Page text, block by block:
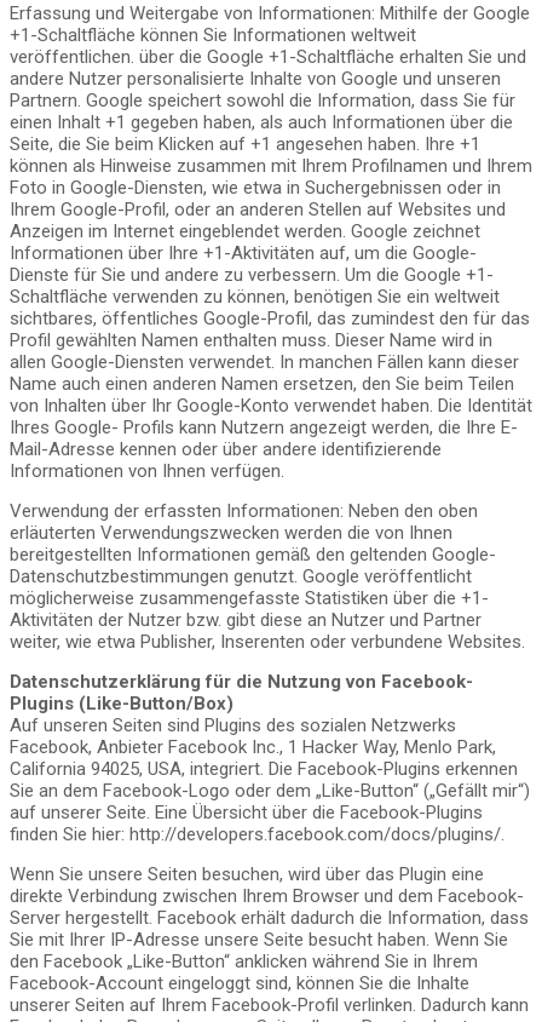
Erfassung und Weitergabe von Informationen: Mithilfe der Google
+1-Schaltfläche können Sie Informationen weltweit
veröffentlichen. über die Google +1-Schaltfläche erhalten Sie und
andere Nutzer personalisierte Inhalte von Google und unseren
Partnern. Google speichert sowohl die Information, dass Sie für
einen Inhalt +1 gegeben haben, als auch Informationen über die
Seite, die Sie beim Klicken auf +1 angesehen haben. Ihre +1
können als Hinweise zusammen mit Ihrem Profilnamen und Ihrem
Foto in Google-Diensten, wie etwa in Suchergebnissen oder in
Ihrem Google-Profil, oder an anderen Stellen auf Websites und
Anzeigen im Internet eingeblendet werden. Google zeichnet
Informationen über Ihre +1-Aktivitäten auf, um die Google-
Dienste für Sie und andere zu verbessern. Um die Google +1-
Schaltfläche verwenden zu können, benötigen Sie ein weltweit
sichtbares, öffentliches Google-Profil, das zumindest den für das
Profil gewählten Namen enthalten muss. Dieser Name wird in
allen Google-Diensten verwendet. In manchen Fällen kann dieser
Name auch einen anderen Namen ersetzen, den Sie beim Teilen
von Inhalten über Ihr Google-Konto verwendet haben. Die Identität
Ihres Google- Profils kann Nutzern angezeigt werden, die Ihre E-
Mail-Adresse kennen oder über andere identifizierende
Informationen von Ihnen verfügen.
Verwendung der erfassten Informationen: Neben den oben
erläuterten Verwendungszwecken werden die von Ihnen
bereitgestellten Informationen gemäß den geltenden Google-
Datenschutzbestimmungen genutzt. Google veröffentlicht
möglicherweise zusammengefasste Statistiken über die +1-
Aktivitäten der Nutzer bzw. gibt diese an Nutzer und Partner
weiter, wie etwa Publisher, Inserenten oder verbundene Websites.
Datenschutzerklärung für die Nutzung von Facebook-
Plugins (Like-Button/Box)
Auf unseren Seiten sind Plugins des sozialen Netzwerks
Facebook, Anbieter Facebook Inc., 1 Hacker Way, Menlo Park,
California 94025, USA, integriert. Die Facebook-Plugins erkennen
Sie an dem Facebook-Logo oder dem „Like-Button“ („Gefällt mir“)
auf unserer Seite. Eine Übersicht über die Facebook-Plugins
finden Sie hier: http://developers.facebook.com/docs/plugins/.
Wenn Sie unsere Seiten besuchen, wird über das Plugin eine
direkte Verbindung zwischen Ihrem Browser und dem Facebook-
Server hergestellt. Facebook erhält dadurch die Information, dass
Sie mit Ihrer IP-Adresse unsere Seite besucht haben. Wenn Sie
den Facebook „Like-Button“ anklicken während Sie in Ihrem
Facebook-Account eingeloggt sind, können Sie die Inhalte
unserer Seiten auf Ihrem Facebook-Profil verlinken. Dadurch kann